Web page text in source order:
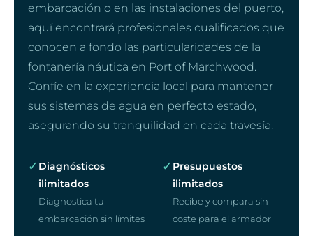
embarcación o en las instalaciones del puerto,
aquí encontrará profesionales cualificados que
conocen a fondo las particularidades de la
fontanería náutica en Port of Marchwood.
Confíe en la experiencia local para mantener
sus sistemas de agua en perfecto estado,
asegurando su tranquilidad en cada travesía.
✓ Diagnósticos
ilimitados
Diagnostica tu
embarcación sin límites
✓ Presupuestos
ilimitados
Recibe y compara sin
coste para el armador